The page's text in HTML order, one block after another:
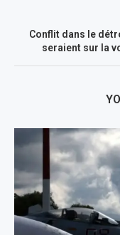
Conflit dans le
seraient sur la